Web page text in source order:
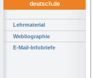
deutsch.de
Lehrmaterial
Webliographie
E-Mail-Infobriefe